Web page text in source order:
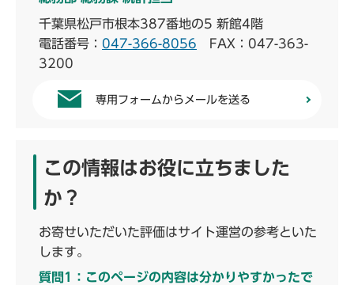
千葉県松戸市根本387番地の5 新館4階
電話番号： 047-366-8056 FAX：047-363-
3200
専用フォームからメールを送る
この情報はお役に立ちました
か？
お寄せいただいた評価はサイト運営の参考といた
します。
質問1：このページの内容は分かりやすかったで